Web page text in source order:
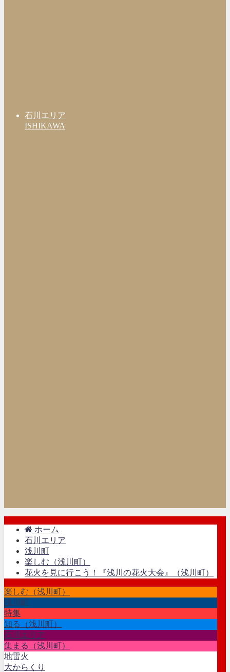
石川エリア
ISHIKAWA
ホーム
石川エリア
浅川町
楽しむ（浅川町）
花火を見に行こう！『浅川の花火大会』（浅川町）
楽しむ（浅川町）
浅川町
特集
知る（浅川町）
石川エリア
集まる（浅川町）
地雷火
大からくり